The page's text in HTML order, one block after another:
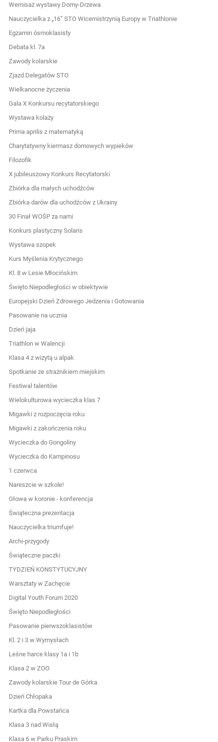
Wernisaż wystawy Domy-Drzewa
Nauczycielka z „16” STO Wicemistrzynią Europy w Triathlonie
Egzamin ósmoklasisty
Debata kl. 7a
Zawody kolarskie
Zjazd Delegatów STO
Wielkanocne życzenia
Gala X Konkursu recytatorskiego
Wystawa kolaży
Prima aprilis z matematyką
Charytatywny kiermasz domowych wypieków
Filozofik
X jubileuszowy Konkurs Recytatorski
Zbiórka dla małych uchodźców
Zbiórka darów dla uchodźców z Ukrainy
30 Finał WOŚP za nami
Konkurs plastyczny Solaris
Wystawa szopek
Kurs Myślenia Krytycznego
Kl. 8 w Lesie Młocińskim
Święto Niepodległości w obiektywie
Europejski Dzień Zdrowego Jedzenia i Gotowania
Pasowanie na ucznia
Dzień jaja
Triathlon w Walencji
Klasa 4 z wizytą u alpak
Spotkanie ze strażnikiem miejskim
Festiwal talentów
Wielokulturowa wycieczka klas 7
Migawki z rozpoczęcia roku
Migawki z zakończenia roku
Wycieczka do Gongoliny
Wycieczka do Kampinosu
1 czerwca
Nareszcie w szkole!
Głowa w koronie - konferencja
Świąteczna prezentacja
Nauczycielka triumfuje!
Archi-przygody
Świąteczne paczki
TYDZIEŃ KONSTYTUCYJNY
Warsztaty w Zachęcie
Digital Youth Forum 2020
Święto Niepodległości
Pasowanie pierwszoklasistów
Kl. 2 i 3 w Wymysłach
Leśne harce klasy 1a i 1b
Klasa 2 w ZOO
Zawody kolarskie Tour de Górka
Dzień Chłopaka
Kartka dla Powstańca
Klasa 3 nad Wisłą
Klasa 6 w Parku Praskim